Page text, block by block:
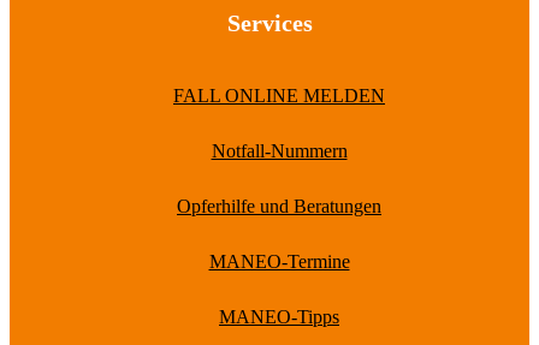
Services
FALL ONLINE MELDEN
Notfall-Nummern
Opferhilfe und Beratungen
MANEO-Termine
MANEO-Tipps